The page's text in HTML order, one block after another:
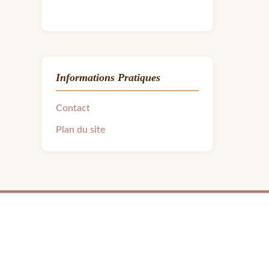
Informations Pratiques
Contact
Plan du site